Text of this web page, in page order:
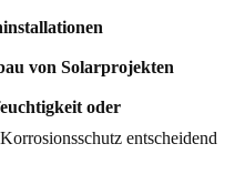
von Solarprojekten
oder
entscheidend